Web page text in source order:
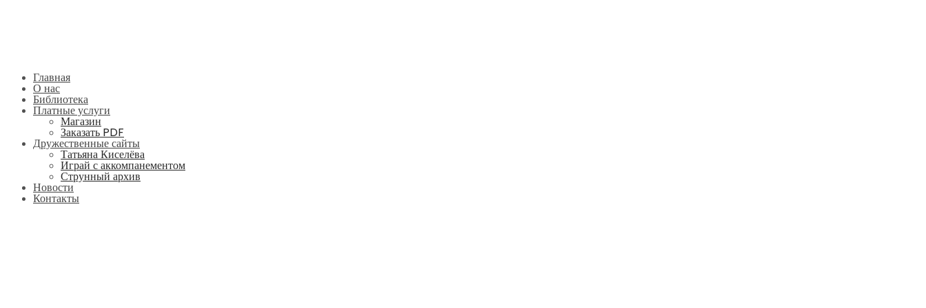
Главная
О нас
Библиотека
Платные услуги
Магазин
Заказать PDF
Дружественные сайты
Татьяна Киселёва
Играй с аккомпанементом
Струнный архив
Новости
Контакты